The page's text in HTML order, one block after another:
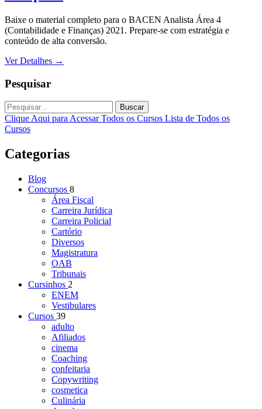
Baixe o material completo para o BACEN Analista Área 4
(Contabilidade e Finanças) 2021. Prepare-se com estratégia e
conteúdo de alta conversão.
Ver Detalhes →
Pesquisar
Buscar
Clique Aqui para Acessar Todos os Cursos Lista de Todos os
Cursos
Categorias
Blog
Concursos 8
Área Fiscal
Carreira Jurídica
Carreira Policial
Cartório
Diversos
Magistratura
OAB
Tribunais
Cursinhos 2
ENEM
Vestibulares
Cursos 39
adulto
Afiliados
cinema
Coaching
confeitaria
Copywriting
cosmetica
Culinária